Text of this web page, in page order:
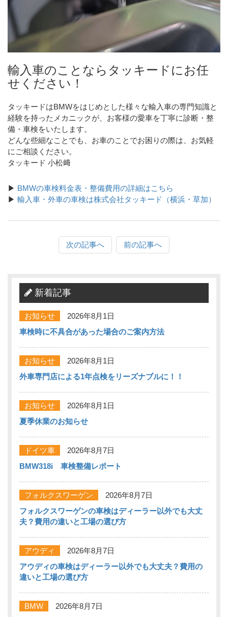
輸入車のことならタッキードにお任
せください！
タッキードはBMWをはじめとした様々な輸入車の専門知識と
経験を持ったメカニックが、お客様の愛車を丁寧に診断・整
備・車検をいたします。
どんな些細なことでも、お車のことでお困りの際は、お気軽
にご相談ください。
タッキード 小松﨑
▶ BMWの車検料金表・整備費用の詳細はこちら
▶ 輸入車・外車の車検は株式会社タッキード（横浜・草加）
次の記事へ 前の記事へ
新着記事
お知らせ
2026年8月1日
車検時に不具合があった場合のご案内方法
お知らせ
2026年8月1日
外車専門店による1年点検をリーズナブルに！！
お知らせ
2026年8月1日
夏季休業のお知らせ
ドイツ車
2026年8月7日
BMW318i 車検整備レポート
フォルクスワーゲン
2026年8月7日
フォルクスワーゲンの車検はディーラー以外でも大丈
夫？費用の違いと工場の選び方
アウディ
2026年8月7日
アウディの車検はディーラー以外でも大丈夫？費用の
違いと工場の選び方
BMW
2026年8月7日